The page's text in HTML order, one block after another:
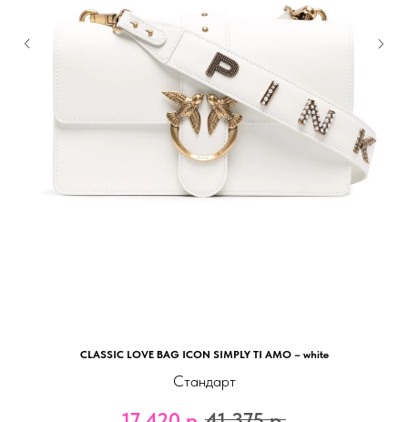
CLASSIC LOVE BAG ICON SIMPLY TI AMO – white
Стандарт